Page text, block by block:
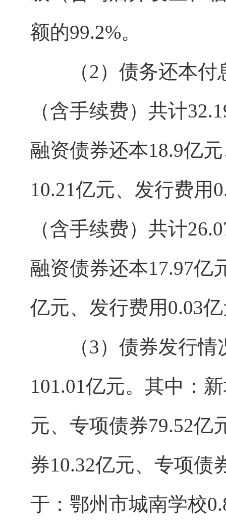
额的99.2%。
（2）债务还本付
（含手续费）共计
融资债券还本18.9亿
10.21亿元、发行费用
（含手续费）共计
融资债券还本17.97亿
亿元、发行费用0.03
（3）债券发行情
101.01亿元。其中：
元、专项债券79.52亿
券10.32亿元、专项债
于：鄂州市城南学校